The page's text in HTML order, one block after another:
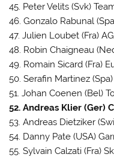
45. Peter Velits (Svk)
46. Gonzalo Rabunal
47. Julien Loubet (Fra)
48. Robin Chaigneau
49. Romain Sicard (Fra)
50. Serafin Martinez
51. Johan Coenen (Bel)
52. Andreas Klier (Ger)
53. Andreas Dietziker
54. Danny Pate (USA)
55. Sylvain Calzati (Fra)